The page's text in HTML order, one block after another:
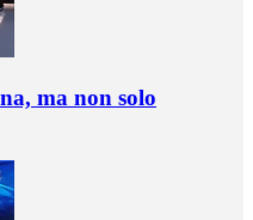
ma non solo